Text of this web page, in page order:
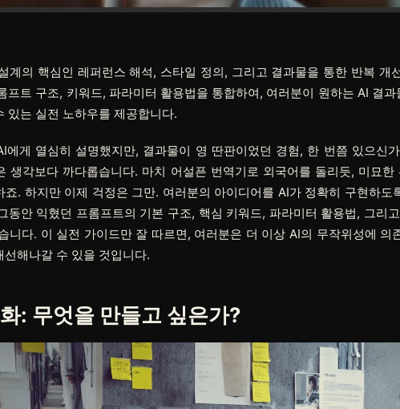
계의 핵심인 레퍼런스 해석, 스타일 정의, 그리고 결과물을 통한 반복 개
프트 구조, 키워드, 파라미터 활용법을 통합하여, 여러분이 원하는 AI 결
있는 실전 노하우를 제공합니다.
에게 열심히 설명했지만, 결과물이 영 딴판이었던 경험, 한 번쯤 있으신
생각보다 까다롭습니다. 마치 어설픈 번역기로 외국어를 돌리듯, 미묘한
죠. 하지만 이제 걱정은 그만. 여러분의 아이디어를 AI가 정확히 구현하도
동안 익혔던 프롬프트의 기본 구조, 핵심 키워드, 파라미터 활용법, 그리
니다. 이 실전 가이드만 잘 따르면, 여러분은 더 이상 AI의 무작위성에 의
해나갈 수 있을 것입니다.
: 무엇을 만들고 싶은가?